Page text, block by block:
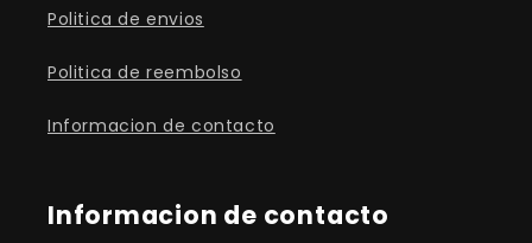
Politica de envios
Politica de reembolso
Informacion de contacto
Informacion de contacto